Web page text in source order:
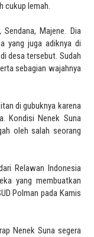
cukup lemah.
Majene. Dia
yang juga adiknya di
desa tersebut. Sudah
sebagian wajahnya
di gubuknya karena
Kondisi Nenek Suna
oleh salah seorang
Relawan Indonesia
yang membuatkan
Polman pada Kamis
Nenek Suna segera